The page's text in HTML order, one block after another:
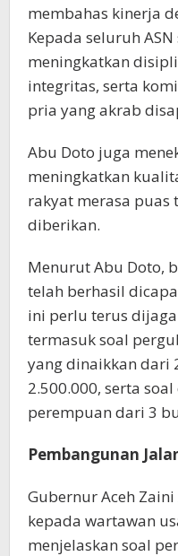
membahas kinerja
Kepada seluruh
meningkatkan
integritas, serta
pria yang akrab
Abu Doto juga
meningkatkan
rakyat merasa puas
diberikan.
Menurut Abu Doto,
telah berhasil
ini perlu terus
termasuk soal
yang dinaikkan dari
2.500.000, serta
perempuan dari 3
Pembangunan
Gubernur Aceh
kepada wartawan
menjelaskan soal